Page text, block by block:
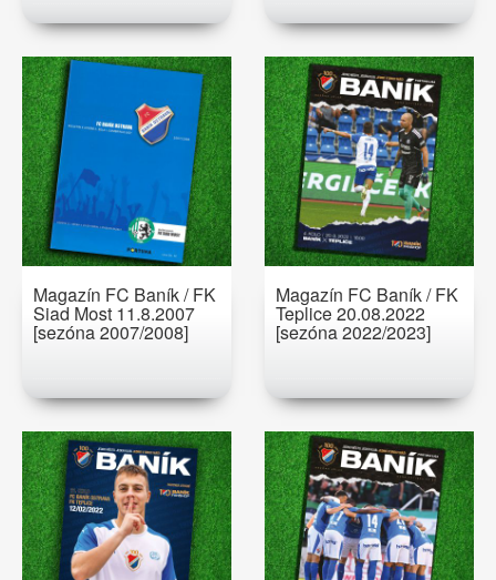
Magazín FC Baník / FK
Siad Most 11.8.2007
[sezóna 2007/2008]
Magazín FC Baník / FK
Teplice 20.08.2022
[sezóna 2022/2023]